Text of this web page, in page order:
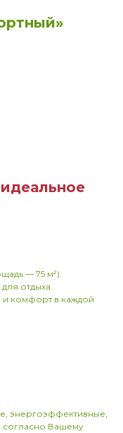
— 75 м²).
отдыха.
комфорт в каждой
энергоэффективные,
Вашему